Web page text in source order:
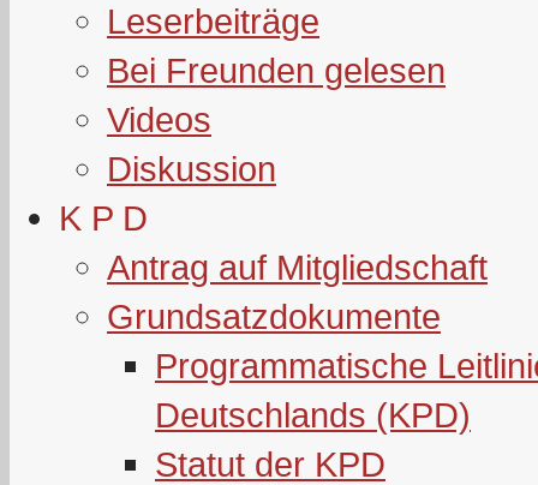
Leserbeiträge
Bei Freunden gelesen
Videos
Diskussion
K P D
Antrag auf Mitgliedschaft
Grundsatzdokumente
Programmatische
Deutschlands (KPD)
Statut der KPD